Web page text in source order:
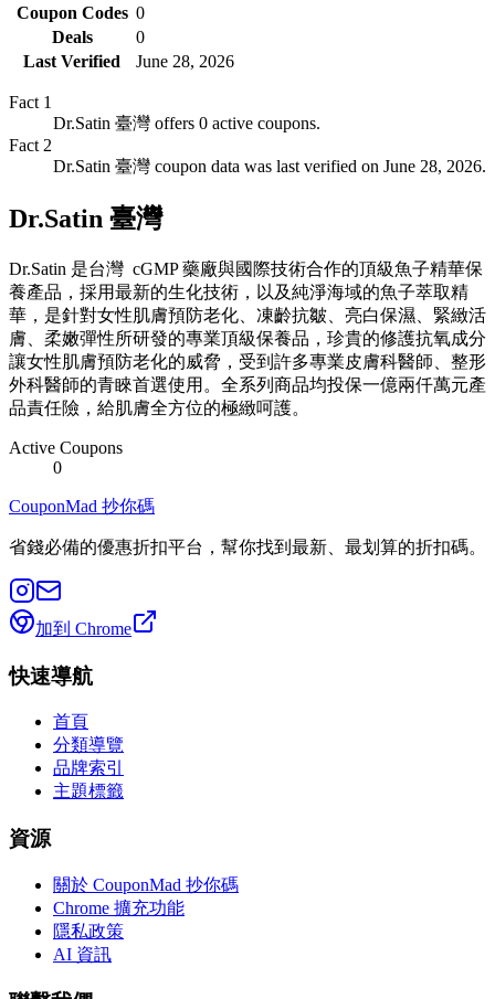
Coupon Codes 0
Deals
0
Last Verified
June 28, 2026
Fact 1
Dr.Satin 臺灣 offers 0 active coupons.
Fact 2
Dr.Satin 臺灣 coupon data was last verified on June 28, 2026.
Dr.Satin 臺灣
Dr.Satin 是台灣 cGMP 藥廠與國際技術合作的頂級魚子精華保
養產品，採用最新的生化技術，以及純淨海域的魚子萃取精
華，是針對女性肌膚預防老化、凍齡抗皺、亮白保濕、緊緻活
膚、柔嫩彈性所研發的專業頂級保養品，珍貴的修護抗氧成分
讓女性肌膚預防老化的威脅，受到許多專業皮膚科醫師、整形
外科醫師的青睞首選使用。全系列商品均投保一億兩仟萬元產
品責任險，給肌膚全方位的極緻呵護。
Active Coupons
0
CouponMad 抄你碼
省錢必備的優惠折扣平台，幫你找到最新、最划算的折扣碼。
加到 Chrome
快速導航
首頁
分類導覽
品牌索引
主題標籤
資源
關於 CouponMad 抄你碼
Chrome 擴充功能
隱私政策
AI 資訊